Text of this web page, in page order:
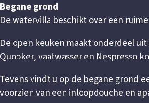
Begane grond
De watervilla beschikt over een
De open keuken maakt onderdeel
Quooker, vaatwasser en Nespresso
Tevens vindt u op de begane grond
voorzien van een inloopdouche en